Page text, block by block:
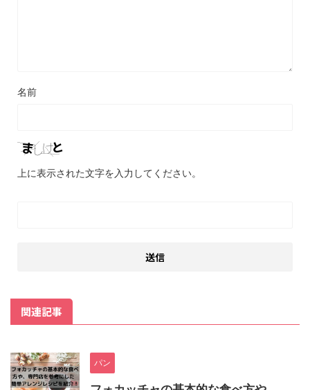
名前
上に表示された文字を入力してください。
関連記事
パン